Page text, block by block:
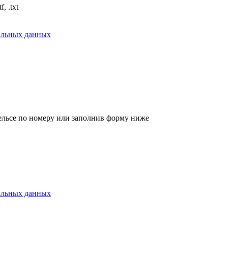
.txt
данных
по номеру или заполнив форму ниже
данных